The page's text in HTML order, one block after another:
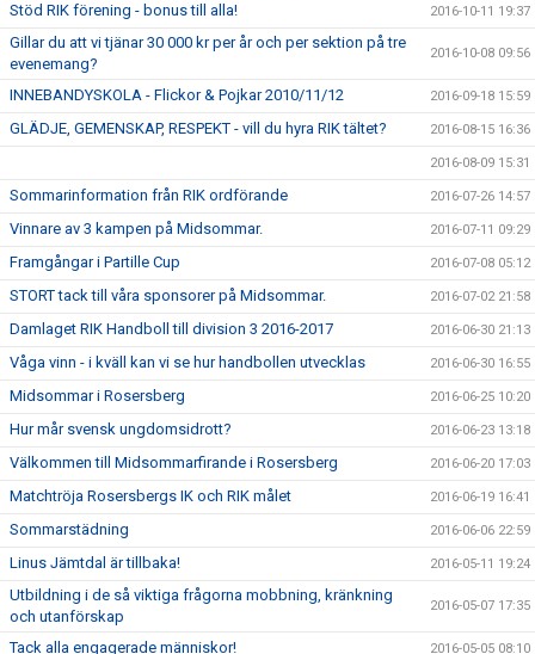
Stöd RIK förening - bonus till alla! 2016-10-11 19:37
Gillar du att vi tjänar 30 000 kr per år och per sektion på tre
evenemang?
2016-10-08 09:56
INNEBANDYSKOLA - Flickor & Pojkar 2010/11/12 2016-09-18 15:59
GLÄDJE, GEMENSKAP, RESPEKT - vill du hyra RIK tältet? 2016-08-15 16:36
2016-08-09 15:31
Sommarinformation från RIK ordförande 2016-07-26 14:57
Vinnare av 3 kampen på Midsommar. 2016-07-11 09:29
Framgångar i Partille Cup 2016-07-08 05:12
STORT tack till våra sponsorer på Midsommar. 2016-07-02 21:58
Damlaget RIK Handboll till division 3 2016-2017 2016-06-30 21:13
Våga vinn - i kväll kan vi se hur handbollen utvecklas 2016-06-30 16:55
Midsommar i Rosersberg 2016-06-25 10:20
Hur mår svensk ungdomsidrott? 2016-06-23 13:18
Välkommen till Midsommarfirande i Rosersberg 2016-06-20 17:03
Matchtröja Rosersbergs IK och RIK målet 2016-06-19 16:41
Sommarstädning 2016-06-06 22:59
Linus Jämtdal är tillbaka! 2016-05-11 19:24
Utbildning i de så viktiga frågorna mobbning, kränkning
och utanförskap
2016-05-07 17:35
Tack alla engagerade människor! 2016-05-05 08:10